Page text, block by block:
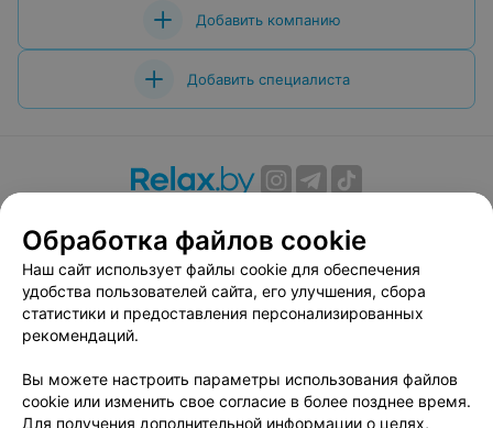
Добавить компанию
Добавить специалиста
Вакансии
Публичный договор
Способы оплаты
Публичный договор по использованию сервиса
«Афиша»
Пользовательское соглашение
Связаться по вопросам сотрудничества
Написать руководителю relax.by
Обработка файлов cookie
Наш сайт использует файлы cookie для обеспечения
удобства пользователей сайта, его улучшения, сбора
статистики и предоставления персонализированных
рекомендаций.
Вы можете настроить параметры использования файлов
cookie или изменить свое согласие в более позднее время.
Для получения дополнительной информации о целях,